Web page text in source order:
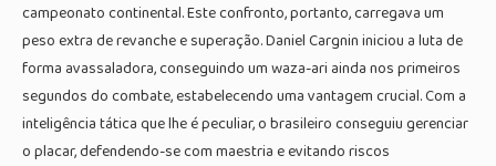
campeonato continental. Este confronto, portanto, carregava um
peso extra de revanche e superação. Daniel Cargnin iniciou a luta de
forma avassaladora, conseguindo um waza-ari ainda nos primeiros
segundos do combate, estabelecendo uma vantagem crucial. Com a
inteligência tática que lhe é peculiar, o brasileiro conseguiu gerenciar
o placar, defendendo-se com maestria e evitando riscos